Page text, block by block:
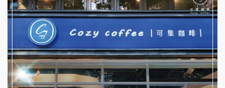
NU PASTA義大利麵加盟說明會
潮鍋癮加盟說明會
蓁伙烤倆吃加盟說明會
優握握×酸奶大獅加盟說明會
冬城門加盟說明會
拾鑶火鍋加盟說明會